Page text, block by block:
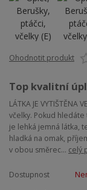
Ohodnotit produkt
Top kvalitní
LÁTKA JE VYTIŠTĚNA
včelky. Pokud
je lehká jemná látka,
hladká na omak,
v obou směrec... celý
Dostupnost